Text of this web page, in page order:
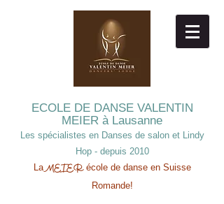
ECOLE DE DANSE VALENTIN
MEIER à Lausanne
Les spécialistes en Danses de salon et Lindy
Hop - depuis 2010
LaMEIERécole de danse en Suisse
Romande!